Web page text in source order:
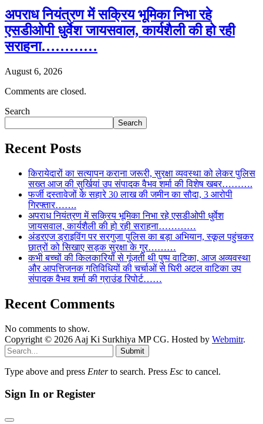
अपराध नियंत्रण में सक्रिय भूमिका निभा रहे
एसडीओपी धुर्वेश जायसवाल, कार्यशैली की हो रही
सराहना…………
August 6, 2026
Comments are closed.
Search
Search
Recent Posts
किरायेदारों का सत्यापन कराना जरूरी, सुरक्षा व्यवस्था को लेकर पुलिस
सख्त आज की सुर्खियां उप संपादक वैभव शर्मा की विशेष खबर……….
फर्जी दस्तावेजों के सहारे 30 लाख की जमीन का सौदा, 3 आरोपी
गिरफ्तार…….
अपराध नियंत्रण में सक्रिय भूमिका निभा रहे एसडीओपी धुर्वेश
जायसवाल, कार्यशैली की हो रही सराहना…………
अंडरएज ड्राइविंग पर सरगुजा पुलिस का बड़ा अभियान, स्कूल पहुंचकर
छात्रों को सिखाए सड़क सुरक्षा के गुर………
कभी बच्चों की किलकारियों से गूंजती थी पुष्प वाटिका, आज अव्यवस्था
और आपत्तिजनक गतिविधियों की चर्चाओं से घिरी अटल वाटिका उप
संपादक वैभव शर्मा की ग्राउंड रिपोर्ट……
Recent Comments
No comments to show.
Copyright © 2026 Aaj Ki Surkhiya MP CG. Hosted by Webmitr.
Submit
Type above and press Enterto search. Press Esc to cancel.
Sign In or Register